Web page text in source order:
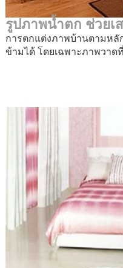
รูปภาพน้ำตก ช่วยเ
การตกแต่งภาพบ้านตามหลั
ข้ามได้ โดยเฉพาะภาพวา